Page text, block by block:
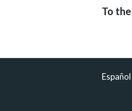
To
Español